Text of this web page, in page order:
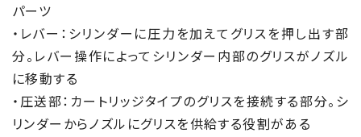
パーツ
・レバー：シリンダーに圧力を加えてグリスを押し出す部
分。レバー操作によってシリンダー内部のグリスがノズル
に移動する
・圧送部：カートリッジタイプのグリスを接続する部分。シ
リンダーからノズルにグリスを供給する役割がある